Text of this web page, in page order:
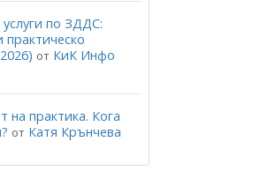
по ЗДДС:
от КиК Инфо
на практика. Кога
от Катя Крънчева